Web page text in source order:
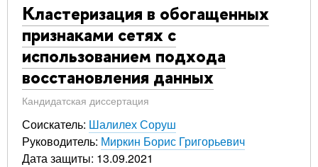
Кластеризация в обогащенных
признаками сетях с
использованием подхода
восстановления данных
Кандидатская диссертация
Соискатель: Шалилех Соруш
Руководитель: Миркин Борис Григорьевич
Дата защиты: 13.09.2021